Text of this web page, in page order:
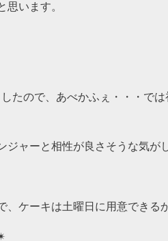
います。
たので、あべかふぇ・・・では
ャーと相性が良さそうな気が
ケーキは土曜日に用意できる